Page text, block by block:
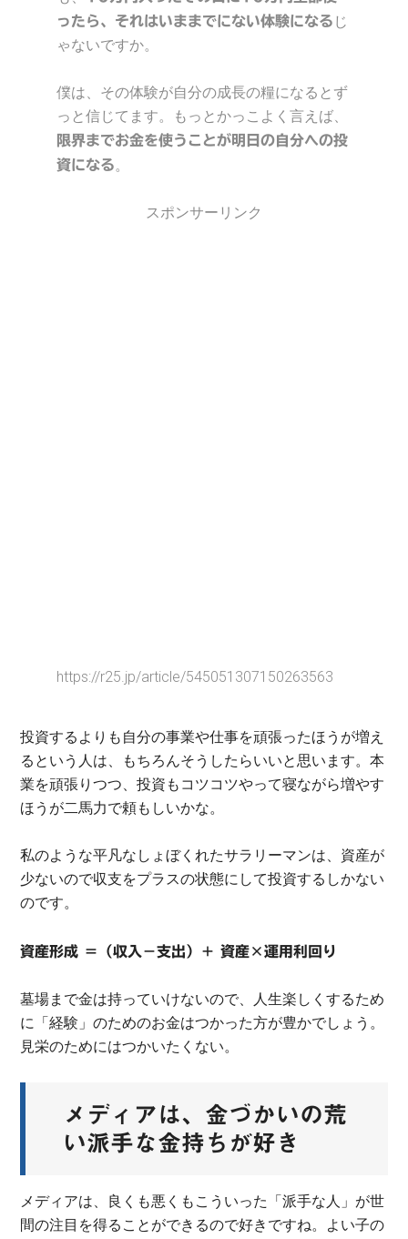
ったら、それはいままでにない体験になる じ
ゃないですか。
僕は、その体験が自分の成長の糧になるとず
っと信じてます。もっとかっこよく言えば、
限界までお金を使うことが明日の自分への投
資になる。
スポンサーリンク
https://r25.jp/article/545051307150263563
投資するよりも自分の事業や仕事を頑張ったほうが増え
るという人は、もちろんそうしたらいいと思います。本
業を頑張りつつ、投資もコツコツやって寝ながら増やす
ほうが二馬力で頼もしいかな。
私のような平凡なしょぼくれたサラリーマンは、資産が
少ないので収支をプラスの状態にして投資するしかない
のです。
資産形成 ＝（収入－支出）＋ 資産×運用利回り
墓場まで金は持っていけないので、人生楽しくするため
に「経験」のためのお金はつかった方が豊かでしょう。
見栄のためにはつかいたくない。
メディアは、金づかいの荒
い派手な金持ちが好き
メディアは、良くも悪くもこういった「派手な人」が世
間の注目を得ることができるので好きですね。よい子の